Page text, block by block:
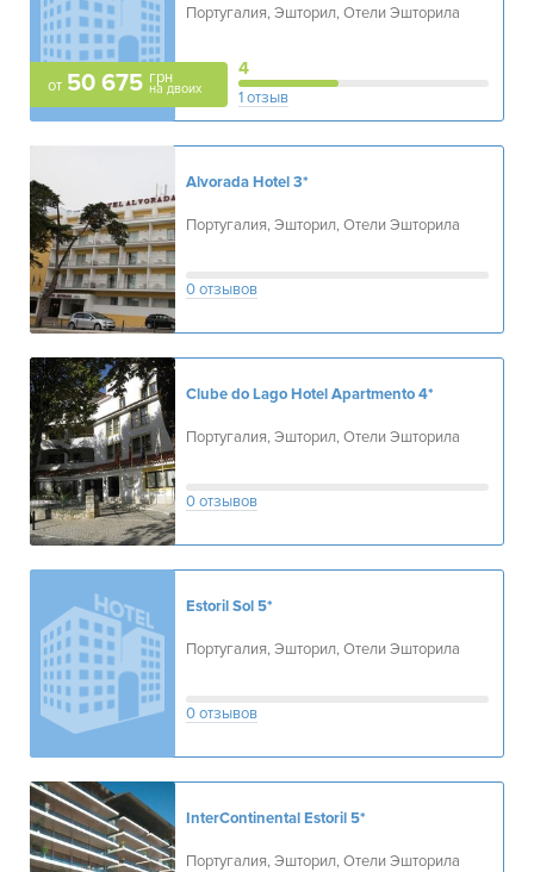
от 50 675 грн
на двоих
Португалия, Эшторил, Отели Эшторила
4
1 отзыв
Alvorada Hotel3*
Португалия, Эшторил, Отели Эшторила
0 отзывов
Clube do Lago Hotel Apartmento4*
Португалия, Эшторил, Отели Эшторила
0 отзывов
Estoril Sol5*
Португалия, Эшторил, Отели Эшторила
0 отзывов
InterContinental Estoril5*
Португалия, Эшторил, Отели Эшторила